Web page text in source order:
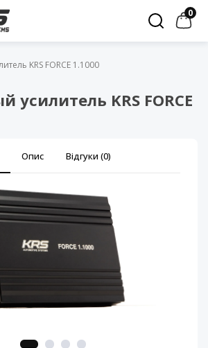
0
KRS FORCE 1.1000
усилитель KRS FORCE
Опис Відгуки (0)